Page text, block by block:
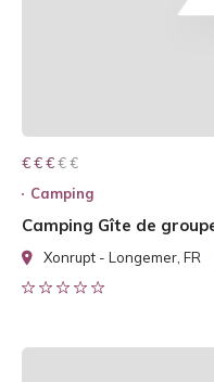
€ € € € €
€ € €
Camping
Camping Gîte de
Xonrupt - Longemer, FR